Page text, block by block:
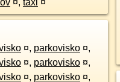
¤, taxi ¤
¤, parkovisko ¤,
¤, parkovisko ¤,
¤, parkovisko ¤,